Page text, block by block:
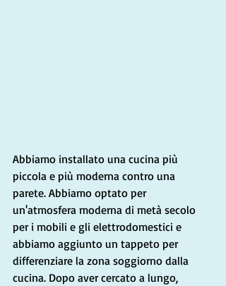
Abbiamo installato una cucina più
piccola e più moderna contro una
parete. Abbiamo optato per
un'atmosfera moderna di metà secolo
per i mobili e gli elettrodomestici e
abbiamo aggiunto un tappeto per
differenziare la zona soggiorno dalla
cucina. Dopo aver cercato a lungo,